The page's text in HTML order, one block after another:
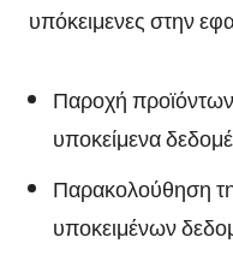
υπόκειμενες στην
Παροχή
υποκείμενα
Παρακολούθηση
υποκειμένων